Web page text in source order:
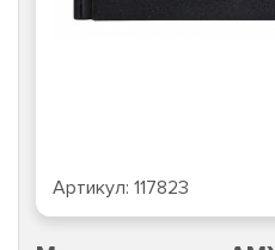
Артикул: 117823